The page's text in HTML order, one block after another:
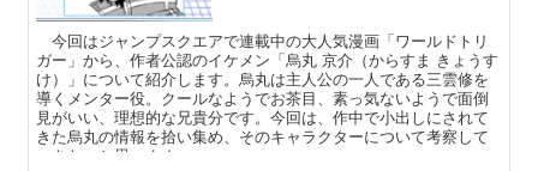
今回はジャンプスクエアで連載中の大人気漫画「ワールドトリ
ガー」から、作者公認のイケメン「烏丸 京介（からすま きょうす
け）」について紹介します。烏丸は主人公の一人である三雲修を
導くメンター役。クールなようでお茶目、素っ気ないようで面倒
見がいい、理想的な兄貴分です。今回は、作中で小出しにされて
きた烏丸の情報を拾い集め、そのキャラクターについて考察して
いきたいと思います。